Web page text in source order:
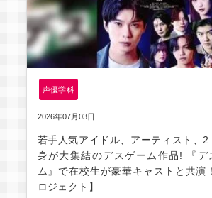
声優学科
2026年07月03日
若手人気アイドル、アーティスト、
身が大集結のデスゲーム作品! 『デ
ム』で在校⽣が豪華キャストと共演
ロジェクト】